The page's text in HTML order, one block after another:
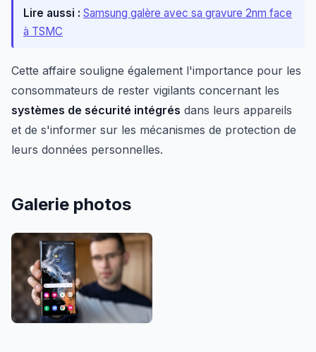
Lire aussi : Samsung galère avec sa gravure 2nm face
à TSMC
Cette affaire souligne également l'importance pour les
consommateurs de rester vigilants concernant les
systèmes de sécurité intégrés dans leurs appareils
et de s'informer sur les mécanismes de protection de
leurs données personnelles.
Galerie photos